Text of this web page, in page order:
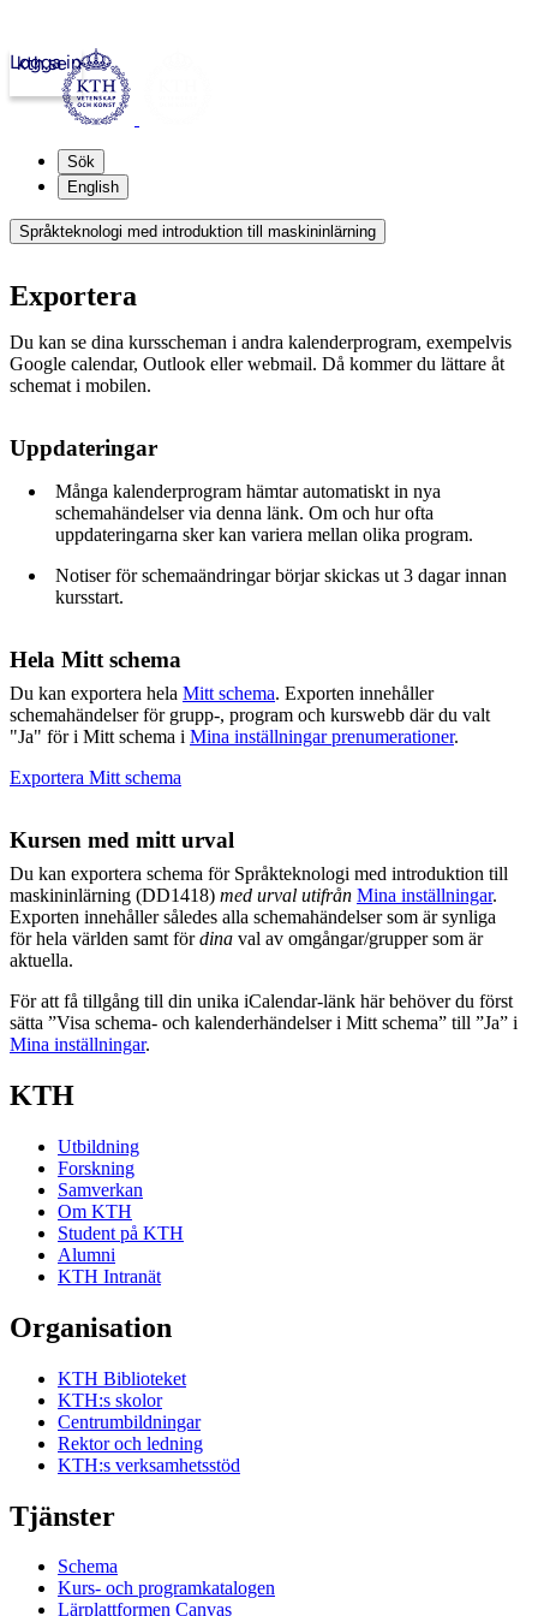
kth.se
Logga in
Sök
English
Språkteknologi med introduktion till maskininlärning
Exportera
Du kan se dina kursscheman i andra kalenderprogram, exempelvis
Google calendar, Outlook eller webmail. Då kommer du lättare åt
schemat i mobilen.
Uppdateringar
Många kalenderprogram hämtar automatiskt in nya
schemahändelser via denna länk. Om och hur ofta
uppdateringarna sker kan variera mellan olika program.
Notiser för schemaändringar börjar skickas ut 3 dagar innan
kursstart.
Hela Mitt schema
Du kan exportera hela Mitt schema. Exporten innehåller
schemahändelser för grupp-, program och kurswebb där du valt
"Ja" för i Mitt schema i Mina inställningar prenumerationer.
Exportera Mitt schema
Kursen med mitt urval
Du kan exportera schema för Språkteknologi med introduktion till
maskininlärning (DD1418) med urval utifrån Mina inställningar.
Exporten innehåller således alla schemahändelser som är synliga
för hela världen samt fördina val av omgångar/grupper som är
aktuella.
För att få tillgång till din unika iCalendar-länk här behöver du först
sätta ”Visa schema- och kalenderhändelser i Mitt schema” till ”Ja” i
Mina inställningar.
KTH
Utbildning
Forskning
Samverkan
Om KTH
Student på KTH
Alumni
KTH Intranät
Organisation
KTH Biblioteket
KTH:s skolor
Centrumbildningar
Rektor och ledning
KTH:s verksamhetsstöd
Tjänster
Schema
Kurs- och programkatalogen
Lärplattformen Canvas